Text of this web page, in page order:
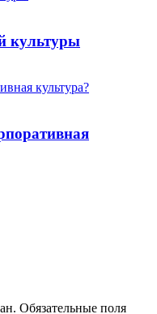
культуры
Обязательные поля